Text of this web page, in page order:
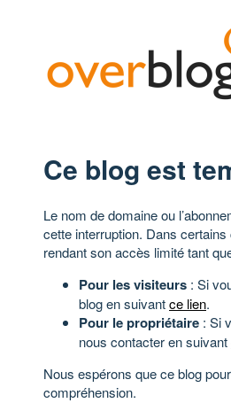
Ce blog est
Le nom de domaine ou
cette interruption. Dans
rendant son accès limité tant
Pour les visiteurs : Si
blog en suivantce lien.
Pour le propriétaire : Si
nous contacter en suivant
Nous espérons que ce blog
compréhension.